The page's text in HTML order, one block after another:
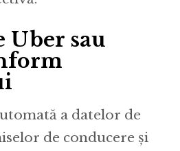
Uber sau
a datelor de
de conducere și